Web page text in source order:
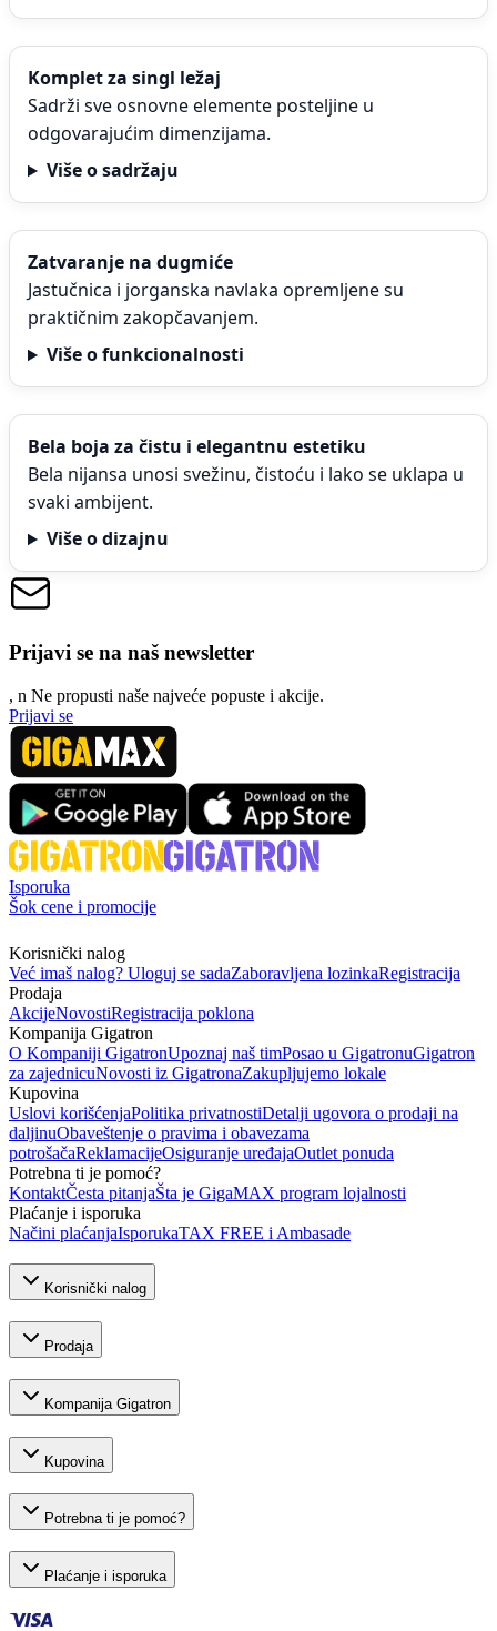
Komplet za singl ležaj
Sadrži sve osnovne elemente posteljine u
odgovarajućim dimenzijama.
Više o sadržaju
Zatvaranje na dugmiće
Jastučnica i jorganska navlaka opremljene su
praktičnim zakopčavanjem.
Više o funkcionalnosti
Bela boja za čistu i elegantnu estetiku
Bela nijansa unosi svežinu, čistoću i lako se uklapa u
svaki ambijent.
Više o dizajnu
Prijavi se na naš newsletter
, n Ne propusti naše najveće popuste i akcije.
Prijavi se
Isporuka
Šok cene i promocije
Korisnički nalog
Već imaš nalog? Uloguj se sadaZaboravljena lozinkaRegistracija
Prodaja
AkcijeNovostiRegistracija poklona
Kompanija Gigatron
O Kompaniji GigatronUpoznaj naš timPosao u GigatronuGigatron
za zajednicuNovosti iz GigatronaZakupljujemo lokale
Kupovina
Uslovi korišćenjaPolitika privatnostiDetalji ugovora o prodaji na
daljinuObaveštenje o pravima i obavezama
potrošačaReklamacijeOsiguranje uređajaOutlet ponuda
Potrebna ti je pomoć?
KontaktČesta pitanjaŠta je GigaMAX program lojalnosti
Plaćanje i isporuka
Načini plaćanjaIsporukaTAX FREE i Ambasade
Korisnički nalog
Prodaja
Kompanija Gigatron
Kupovina
Potrebna ti je pomoć?
Plaćanje i isporuka